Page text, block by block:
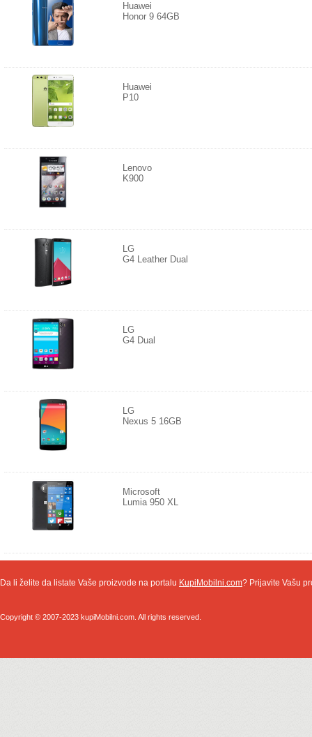
Huawei
Honor 9 64GB
Huawei
P10
Lenovo
K900
LG
G4 Leather Dual
LG
G4 Dual
LG
Nexus 5 16GB
Microsoft
Lumia 950 XL
Da li želite da listate Vaše proizvode na portalu KupiMobilni.com? Prijavite Vašu
Copyright © 2007-2023 kupiMobilni.com. All rights reserved.